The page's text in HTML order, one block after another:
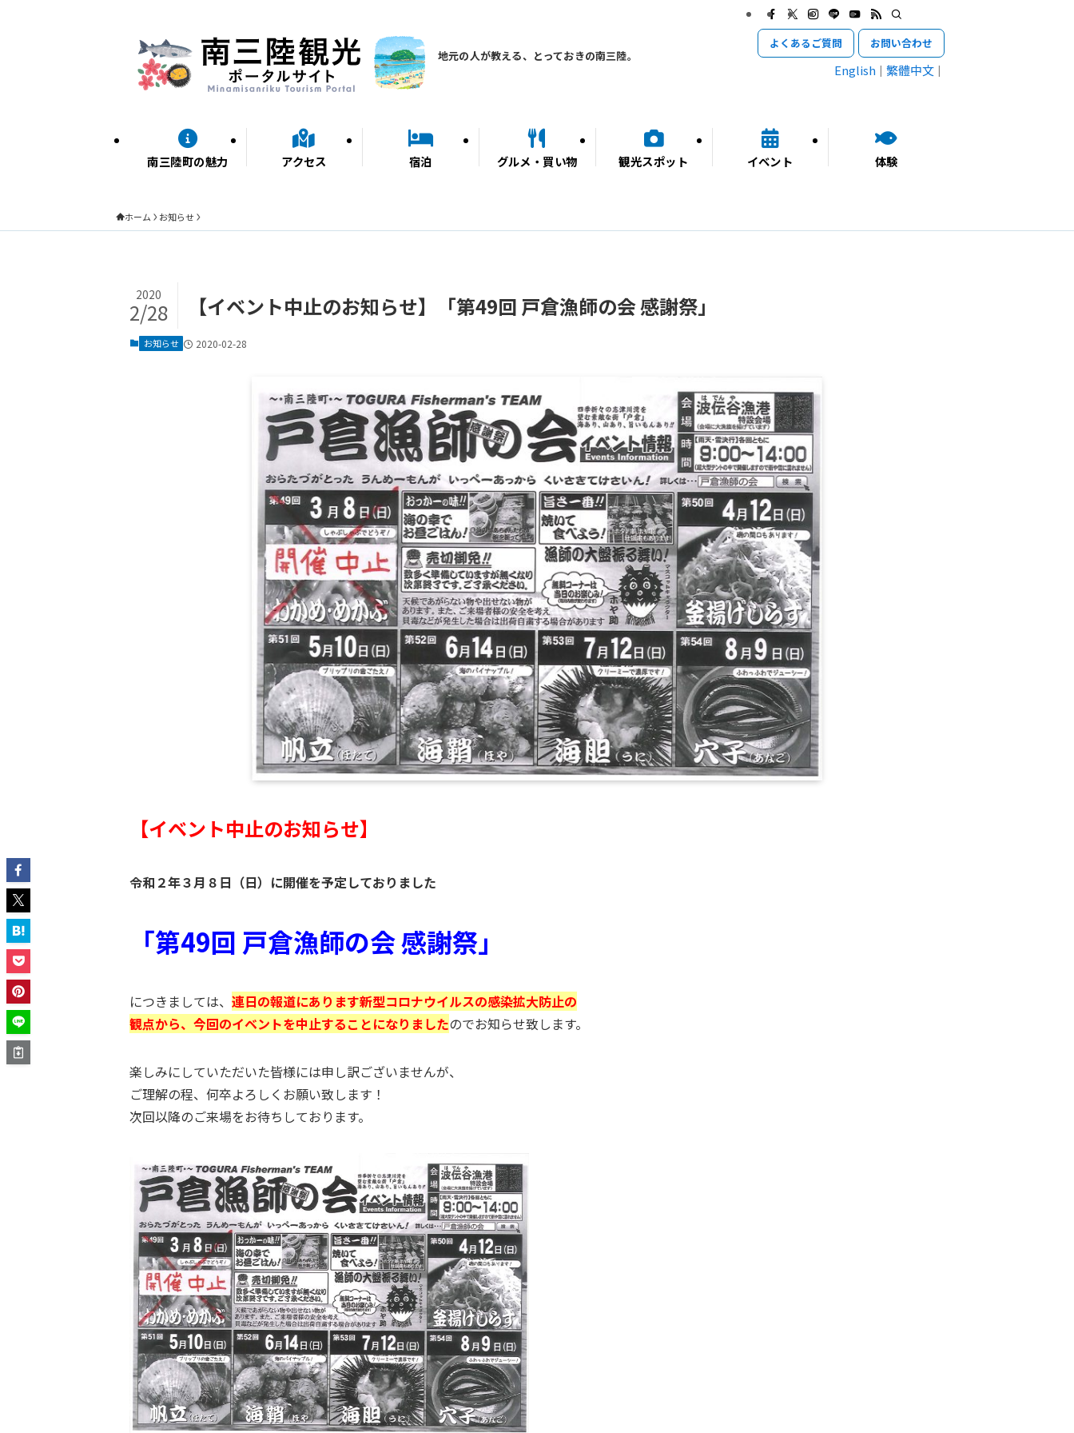
地元の人が教える、とっておきの南三陸。
南三陸町の魅力 アクセス 宿泊 グルメ・買い物 観光スポット イベント 体験
よくあるご質問 お問い合わせ
English 繁體中文
ホーム お知らせ
【イベント中止のお知らせ】「第49回 戸倉漁師の会 感謝祭」
2020
2/28
お知らせ 2020-02-28
【イベント中止のお知らせ】
令和２年３月８日（日）に開催を予定しておりました
「第49回 戸倉漁師の会 感謝祭」
につきましては、 連日の報道にあります新型コロナウイルスの感染拡大防止の
観点から、今回のイベントを中止することになりましたのでお知らせ致します。
楽しみにしていただいた皆様には申し訳ございませんが、
ご理解の程、何卒よろしくお願い致します！
次回以降のご来場をお待ちしております。